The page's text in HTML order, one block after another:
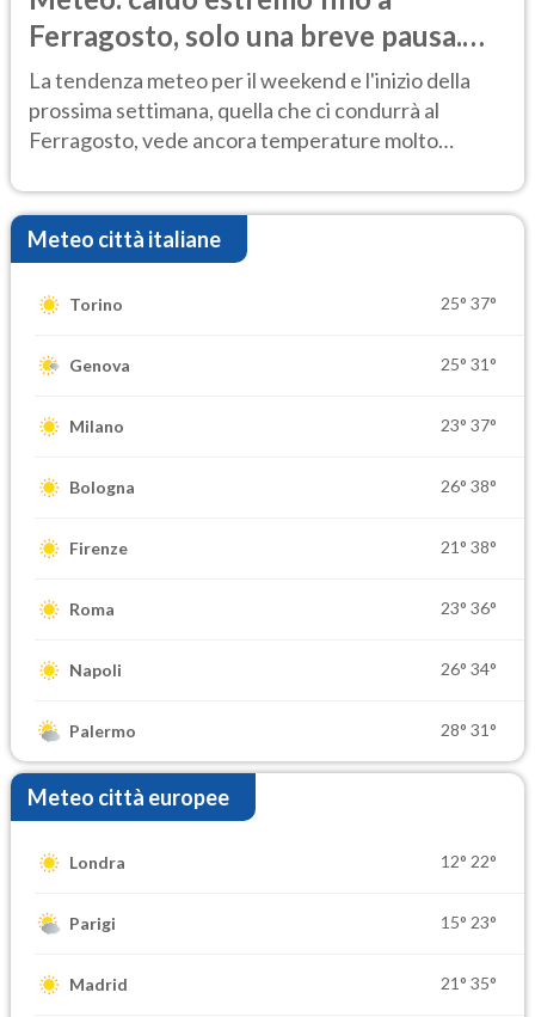
Ferragosto, solo una breve pausa.
Ecco dove
La tendenza meteo per il weekend e l'inizio della
prossima settimana, quella che ci condurrà al
Ferragosto, vede ancora temperature molto
Meteo città italiane
Torino 25° 37°
Genova 25° 31°
Milano 23° 37°
Bologna 26° 38°
Firenze 21° 38°
Roma 23° 36°
Napoli 26° 34°
Palermo 28° 31°
Meteo città europee
Londra 12° 22°
Parigi 15° 23°
Madrid 21° 35°